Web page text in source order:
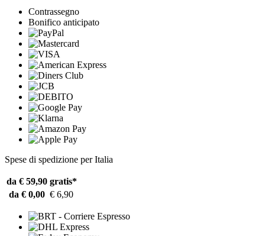
Contrassegno
Bonifico anticipato
Spese di spedizione per Italia
da € 59,90 gratis*
da € 0,00 € 6,90